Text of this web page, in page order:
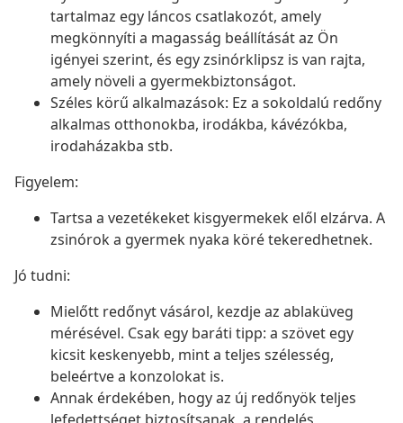
tartalmaz egy láncos csatlakozót, amely
megkönnyíti a magasság beállítását az Ön
igényei szerint, és egy zsinórklipsz is van rajta,
amely növeli a gyermekbiztonságot.
Széles körű alkalmazások: Ez a sokoldalú redőny
alkalmas otthonokba, irodákba, kávézókba,
irodaházakba stb.
Figyelem:
Tartsa a vezetékeket kisgyermekek elől elzárva. A
zsinórok a gyermek nyaka köré tekeredhetnek.
Jó tudni:
Mielőtt redőnyt vásárol, kezdje az ablaküveg
mérésével. Csak egy baráti tipp: a szövet egy
kicsit keskenyebb, mint a teljes szélesség,
beleértve a konzolokat is.
Annak érdekében, hogy az új redőnyök teljes